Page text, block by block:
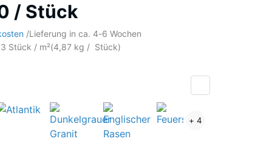
/ Stück
/Lieferung in ca. 4-6 Wochen
Stück / m²(4,87 kg / Stück)
Atlantik
Dunkelgrauer
Granit
Englischer
Rasen
+ 4